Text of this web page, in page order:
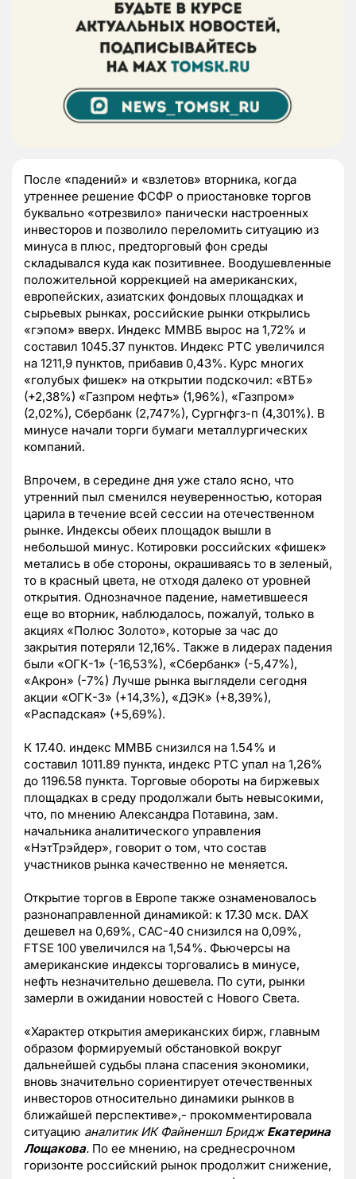
После «падений» и «взлетов» вторника, когда
утреннее решение ФСФР о приостановке торгов
буквально «отрезвило» панически настроенных
инвесторов и позволило переломить ситуацию из
минуса в плюс, предторговый фон среды
складывался куда как позитивнее. Воодушевленные
положительной коррекцией на американских,
европейских, азиатских фондовых площадках и
сырьевых рынках, российские рынки открылись
«гэпом» вверх. Индекс ММВБ вырос на 1,72% и
составил 1045.37 пунктов. Индекс РТС увеличился
на 1211,9 пунктов, прибавив 0,43%. Курс многих
«голубых фишек» на открытии подскочил: «ВТБ»
(+2,38%) «Газпром нефть» (1,96%), «Газпром»
(2,02%), Сбербанк (2,747%), Сургнфгз-п (4,301%). В
минусе начали торги бумаги металлургических
компаний.
Впрочем, в середине дня уже стало ясно, что
утренний пыл сменился неуверенностью, которая
царила в течение всей сессии на отечественном
рынке. Индексы обеих площадок вышли в
небольшой минус. Котировки российских «фишек»
метались в обе стороны, окрашиваясь то в зеленый,
то в красный цвета, не отходя далеко от уровней
открытия. Однозначное падение, наметившееся
еще во вторник, наблюдалось, пожалуй, только в
акциях «Полюс Золото», которые за час до
закрытия потеряли 12,16%. Также в лидерах падения
были «ОГК-1» (-16,53%), «Сбербанк» (-5,47%),
«Акрон» (-7%) Лучше рынка выглядели сегодня
акции «ОГК-3» (+14,3%), «ДЭК» (+8,39%),
«Распадская» (+5,69%).
К 17.40. индекс ММВБ снизился на 1.54% и
составил 1011.89 пункта, индекс РТС упал на 1,26%
до 1196.58 пункта. Торговые обороты на биржевых
площадках в среду продолжали быть невысокими,
что, по мнению Александра Потавина, зам.
начальника аналитического управления
«НэтТрэйдер», говорит о том, что состав
участников рынка качественно не меняется.
Открытие торгов в Европе также ознаменовалось
разнонаправленной динамикой: к 17.30 мск. DAX
дешевел на 0,69%, CAC-40 снизился на 0,09%,
FTSE 100 увеличился на 1,54%. Фьючерсы на
американские индексы торговались в минусе,
нефть незначительно дешевела. По сути, рынки
замерли в ожидании новостей с Нового Света.
«Характер открытия американских бирж, главным
образом формируемый обстановкой вокруг
дальнейшей судьбы плана спасения экономики,
вновь значительно сориентирует отечественных
инвесторов относительно динамики рынков в
ближайшей перспективе»,- прокомментировала
ситуацию аналитик ИК Файненшл БриджЕкатерина
Лощакова. По ее мнению, на среднесрочном
горизонте российский рынок продолжит снижение,